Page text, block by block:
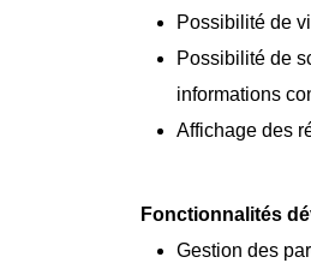
Possibilité de
Possibilité de
informations
Affichage des
Fonctionnalités
Gestion des